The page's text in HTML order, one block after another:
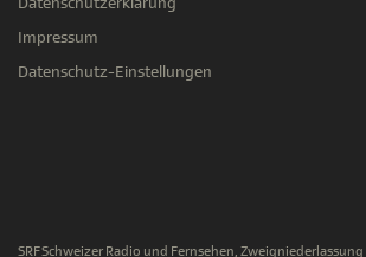
Impressum
Datenschutz-Einstellungen
SRF Schweizer Radio und Fernsehen,